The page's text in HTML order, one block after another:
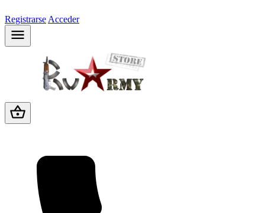
Registrarse Acceder